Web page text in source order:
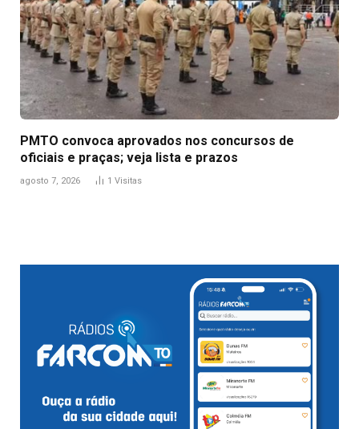
PMTO convoca aprovados nos concursos de
oficiais e praças; veja lista e prazos
agosto 7, 2026 1 Visitas